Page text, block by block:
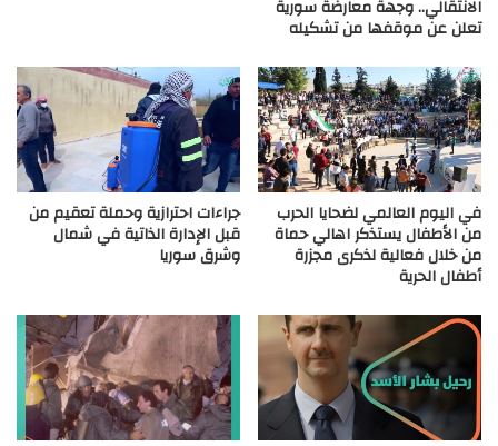
الانتقالي.. وجهة معارضة سورية
تعلن عن موقفها من تشكيله
في اليوم العالمي لضحايا الحرب
من الأطفال يستذكر اهالي حماة
من خلال فعالية لذكرى مجزرة
أطفال الحرية
جراءات احترازية وحملة تعقيم من
قبل الإدارة الذاتية في شمال
وشرق سوريا